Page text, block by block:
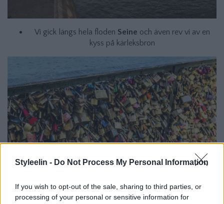
Styleelin - Do Not Process My Personal Information
If you wish to opt-out of the sale, sharing to third parties, or
processing of your personal or sensitive information for
Vi gick längs hela floden Seine och även rev vi av en
kyss på kärleksbron